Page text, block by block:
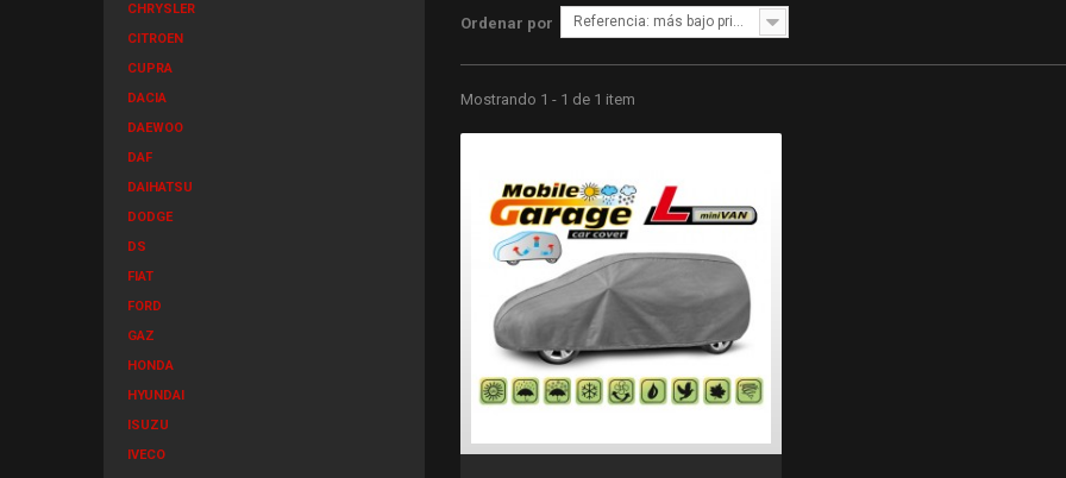
CHRYSLER
CITROEN
CUPRA
DACIA
DAEWOO
DAF
DAIHATSU
DODGE
DS
FIAT
FORD
GAZ
HONDA
HYUNDAI
ISUZU
IVECO
Ordenar por Referencia: más bajo primero
Mostrando 1 - 1 de 1 item